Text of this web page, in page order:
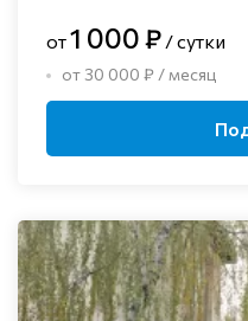
от1 000 ₽ / сутки
от 30 000 ₽ / месяц